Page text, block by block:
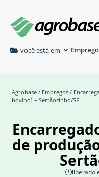
você está em
Agrobase / Empregos /
bovino] – Sertãozinho/SP
de
liberado